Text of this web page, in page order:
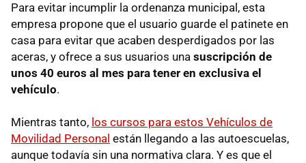
Para evitar incumplir la ordenanza municipal, esta
empresa propone que el usuario guarde el patinete en
casa para evitar que acaben desperdigados por las
aceras, y ofrece a sus usuarios una suscripción de
unos 40 euros al mes para tener en exclusiva el
vehículo.
Mientras tanto, los cursos para estos Vehículos de
Movilidad Personal están llegando a las autoescuelas,
aunque todavía sin una normativa clara. Y es que el